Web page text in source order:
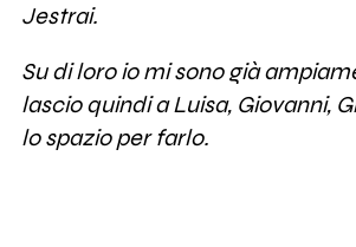
Jestrai.
Su di loro io mi sono già
lascio quindi a Luisa, Giovanni,
lo spazio per farlo.